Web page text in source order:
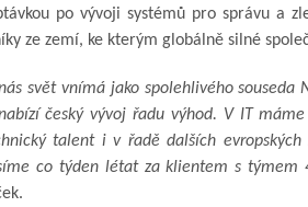
po vývoji systémů pro správu a
ze zemí, ke kterým globálně silné
svět vnímá jako spolehlivého
český vývoj řadu výhod. V IT
talent i v řadě dalších
co týden létat za klientem s